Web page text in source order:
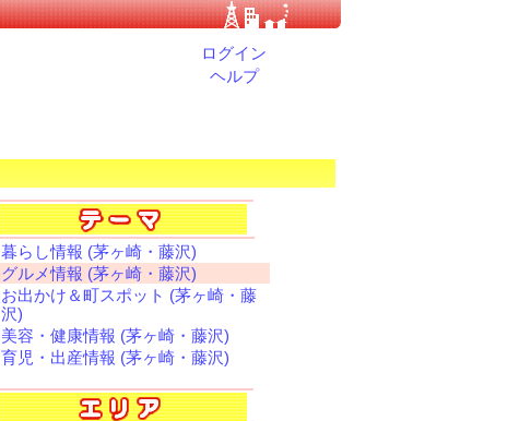
ログイン
ヘルプ
暮らし情報 (茅ヶ崎・藤沢)
グルメ情報 (茅ヶ崎・藤沢)
お出かけ＆町スポット (茅ヶ崎・藤
沢)
美容・健康情報 (茅ヶ崎・藤沢)
育児・出産情報 (茅ヶ崎・藤沢)